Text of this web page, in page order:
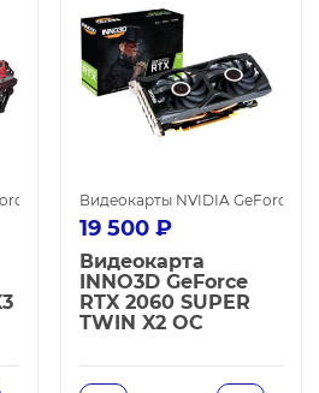
Ti Видеокарты NVIDIA для майнинга
RTX 3060 Видеокарты NVIDIA для
Видеокарты NVIDIA GeForce
19 500 ₽
Видеокарта
INNO3D GeForce
RTX 2060 SUPER
TWIN X2 OC